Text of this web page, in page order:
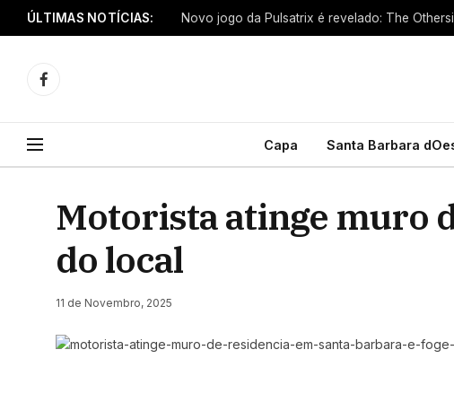
ÚLTIMAS NOTÍCIAS: Novo jogo da Pulsatrix é revelado: The
Facebook
Capa Santa Barbara
Motorista atinge muro
do local
11 de Novembro, 2025